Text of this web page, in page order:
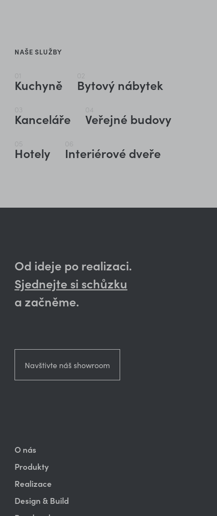
NAŠE SLUŽBY
01
Kuchyně
02
Bytový nábytek
03
Kanceláře
04
Veřejné budovy
05
Hotely
06
Interiérové dveře
Od ideje po realizaci.
Sjednejte si schůzku
a začněme.
Navštivte náš showroom
O nás
Produkty
Realizace
Design & Build